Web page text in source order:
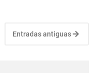
Entradas antiguas